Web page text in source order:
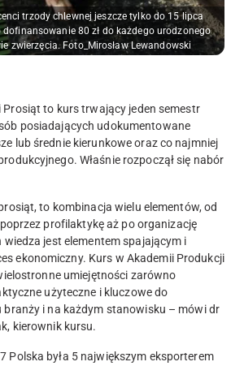
trzody chlewnej jeszcze tylko do 15 lipca
80 zł do każdego urodzonego
zwierzęcia. Foto_Mirosław Lewandowski
Prosiąt to kurs trwający jeden semestr
posiadających udokumentowane
lub średnie kierunkowe oraz co najmniej
Właśnie rozpoczął się nabór
to kombinacja wielu elementów, od
profilaktykę aż po organizację
jest elementem spajającym i
ekonomiczny. Kurs w Akademii Produkcji
umiejętności zarówno
użyteczne i kluczowe do
branży i na każdym stanowisku – mówidr
, kierownik kursu.
Polska była 5 największym eksporterem